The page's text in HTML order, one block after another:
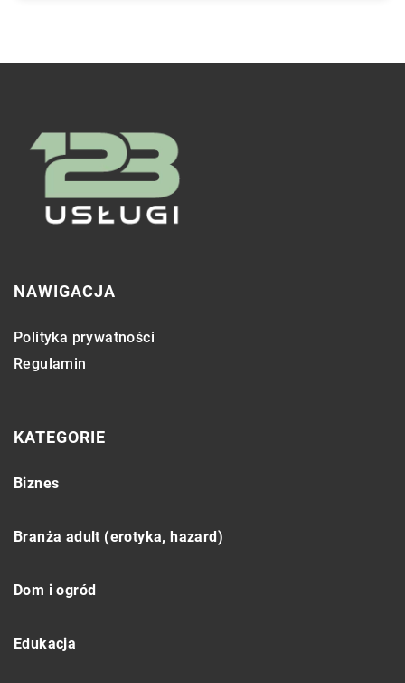
NAWIGACJA
Polityka prywatności
Regulamin
KATEGORIE
Biznes
Branża adult (erotyka, hazard)
Dom i ogród
Edukacja